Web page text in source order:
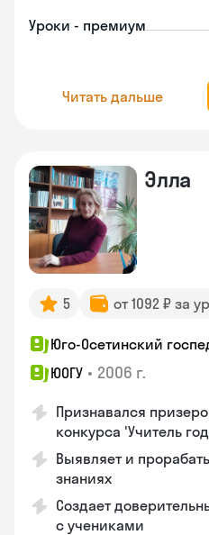
Уроки - премиум
Читать дальше
Элла
5 от 1092 ₽ за
Юго-Осетинский
ЮОГУ • 2006 г.
Признавался
конкурса 'Учитель
Выявляет и
знаниях
Создает
с учениками